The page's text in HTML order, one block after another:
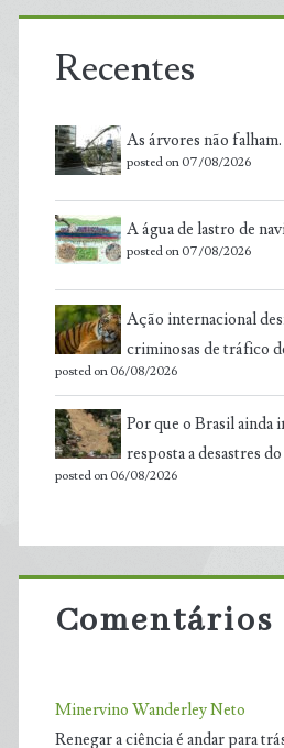
Recentes
As árvores não
posted on 07/08/2026
A água de lastro de
posted on 07/08/2026
Ação internacional
criminosas de tráfico
posted on 06/08/2026
Por que o Brasil ainda
resposta a desastres
posted on 06/08/2026
Comentários
Minervino Wanderley Neto
Renegar a ciência é andar para